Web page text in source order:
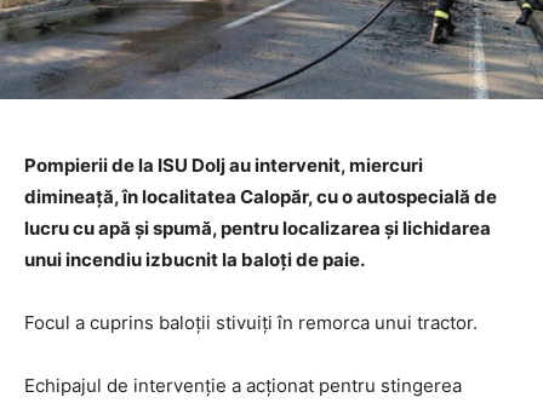
Pompierii de la ISU Dolj au intervenit, miercuri
dimineaţă, în localitatea Calopăr, cu o autospecială de
lucru cu apă și spumă, pentru localizarea și lichidarea
unui incendiu izbucnit la baloți de paie.
Focul a cuprins baloții stivuiți în remorca unui tractor.
Echipajul de intervenție a acționat pentru stingerea